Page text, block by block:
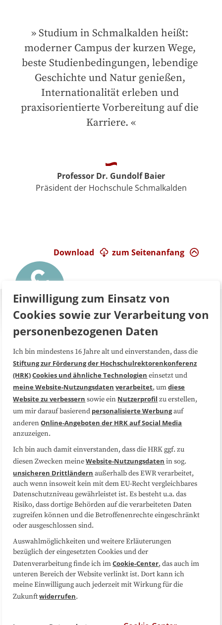
Studium in Schmalkalden heißt:
moderner Campus der kurzen Wege,
beste Studienbedingungen, lebendige
Geschichte und Natur genießen,
Internationalität erleben und
praxisorientierte Vorbereitung auf die
Karriere.
Professor Dr. Gundolf Baier
Präsident der Hochschule Schmalkalden
zum Seitenanfang
Download
Über uns FAQ
Medienarbeit Kooperationen
Datenschutzerklärung Impressum
Sitemap
Folgen Sie uns
Einwilligung zum Einsatz von
Cookies sowie zur Verarbeitung von
personenbezogenen Daten
Ich bin mindestens 16 Jahre alt und einverstanden, dass die
Stiftung zur Förderung der Hochschulrektorenkonferenz
(HRK)Cookies und ähnliche Technologien einsetzt und
meine Website-Nutzungsdaten verarbeitet, umdiese
Website zu verbessern sowie ein Nutzerprofil zu erstellen,
um mir darauf basierend personalisierte Werbungauf
anderenOnline-Angeboten der HRK auf Social Media
anzuzeigen.
Ich bin auch damit einverstanden, dass die HRK ggf. zu
diesen Zwecken meineWebsite-Nutzungsdaten in sog.
unsicheren Drittländern außerhalb des EWR verarbeitet,
auch wenn insoweit kein mit dem EU-Recht vergleichbares
Datenschutzniveau gewährleistet ist. Es besteht u.a. das
Risiko, dass dortige Behörden auf die verarbeiteten Daten
zugreifen können und die Betroffenenrechte eingeschränkt
oder ausgeschlossen sind.
Auswahlmöglichkeiten und weitere Erläuterungen
bezüglich der eingesetzten Cookies und der
Datenverarbeitung finde ich imCookie-Center, das auch im
unteren Bereich der Website verlinkt ist. Dort kann ich
meine Einwilligung auch jederzeit mit Wirkung für die
Zukunftwiderrufen.